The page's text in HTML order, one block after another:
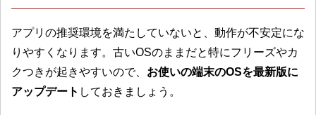
アプリの推奨環境を満たしていないと、動作が不安定にな
りやすくなります。古いOSのままだと特にフリーズやカ
クつきが起きやすいので、 お使いの端末のOSを最新版に
アップデート しておきましょう。